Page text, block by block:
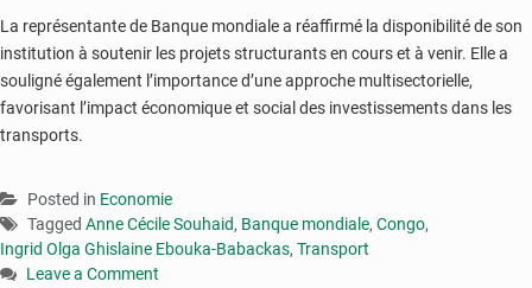
La représentante de Banque mondiale a réaffirmé la disponibilité de son
institution à soutenir les projets structurants en cours et à venir. Elle a
souligné également l’importance d’une approche multisectorielle,
favorisant l’impact économique et social des investissements dans les
transports.
Posted in Economie
Tagged Anne Cécile Souhaid, Banque mondiale, Congo,
Ingrid Olga Ghislaine Ebouka-Babackas, Transport
Leave a Comment